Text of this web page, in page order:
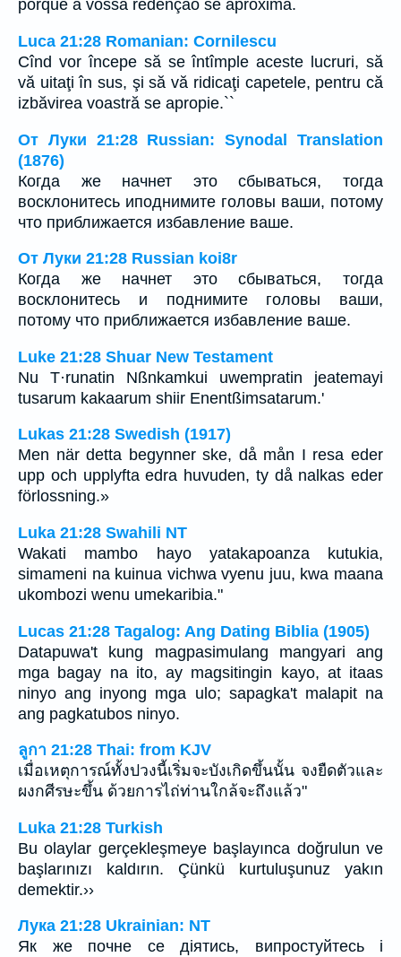
porque a vossa redenção se aproxima.
Luca 21:28 Romanian: Cornilescu
Cînd vor începe să se întîmple aceste lucruri, să
vă uitaţi în sus, şi să vă ridicaţi capetele, pentru că
izbăvirea voastră se apropie.``
От Луки 21:28 Russian: Synodal Translation
(1876)
Когда же начнет это сбываться, тогда
восклонитесь иподнимите головы ваши, потому
что приближается избавление ваше.
От Луки 21:28 Russian koi8r
Когда же начнет это сбываться, тогда
восклонитесь и поднимите головы ваши,
потому что приближается избавление ваше.
Luke 21:28 Shuar New Testament
Nu T·runatin Nßnkamkui uwempratin jeatemayi
tusarum kakaarum shiir Enentßimsatarum.'
Lukas 21:28 Swedish (1917)
Men när detta begynner ske, då mån I resa eder
upp och upplyfta edra huvuden, ty då nalkas eder
förlossning.»
Luka 21:28 Swahili NT
Wakati mambo hayo yatakapoanza kutukia,
simameni na kuinua vichwa vyenu juu, kwa maana
ukombozi wenu umekaribia."
Lucas 21:28 Tagalog: Ang Dating Biblia (1905)
Datapuwa't kung magpasimulang mangyari ang
mga bagay na ito, ay magsitingin kayo, at itaas
ninyo ang inyong mga ulo; sapagka't malapit na
ang pagkatubos ninyo.
ลูกา 21:28 Thai: from KJV
เมื่อเหตุการณ์ทั้งปวงนี้เริ่มจะบังเกิดขึ้นนั้น จงยืดตัวและ
ผงกศีรษะขึ้น ด้วยการไถ่ท่านใกล้จะถึงแล้ว"
Luka 21:28 Turkish
Bu olaylar gerçekleşmeye başlayınca doğrulun ve
başlarınızı kaldırın. Çünkü kurtuluşunuz yakın
demektir.››
Лука 21:28 Ukrainian: NT
Як же почне се діятись, випростуйтесь і